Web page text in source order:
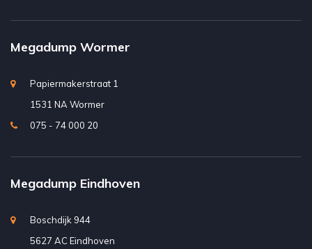
Megadump Wormer
Papiermakerstraat 1
1531 NA Wormer
075 - 74 000 20
Megadump Eindhoven
Boschdijk 944
5627 AC Eindhoven